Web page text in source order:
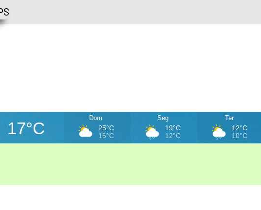
17°C
Dom
25°C
16°C
Seg
19°C
12°C
Ter
12°C
10°C